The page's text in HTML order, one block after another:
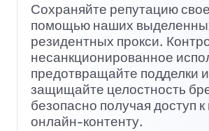
Сохраняйте репутацию
помощью наших
резидентных прокси.
несанкционированное
предотвращайте подделки и
защищайте целостность
безопасно получая доступ
онлайн-контенту.